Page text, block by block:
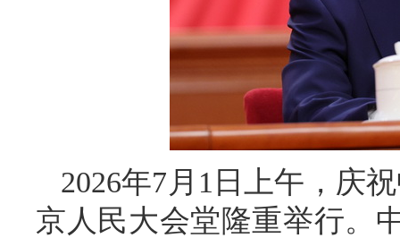
2026年7月1日上午，庆
京人民大会堂隆重举行。